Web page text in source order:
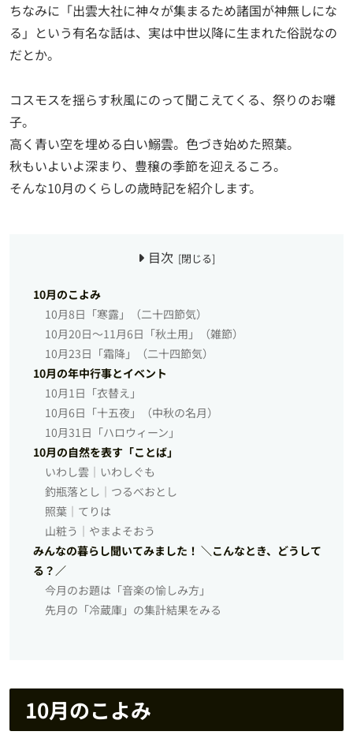
ちなみに「出雲大社に神々が集まるため諸国が神無しにな
る」という有名な話は、実は中世以降に生まれた俗説なの
だとか。
コスモスを揺らす秋風にのって聞こえてくる、祭りのお囃
子。
高く青い空を埋める白い鰯雲。色づき始めた照葉。
秋もいよいよ深まり、豊穣の季節を迎えるころ。
そんな10月のくらしの歳時記を紹介します。
目次
10月のこよみ
10月8日「寒露」（二十四節気）
10月20日〜11月6日「秋土用」（雑節）
10月23日「霜降」（二十四節気）
10月の年中行事とイベント
10月1日「衣替え」
10月6日「十五夜」（中秋の名月）
10月31日「ハロウィーン」
10月の自然を表す「ことば」
いわし雲│いわしぐも
釣瓶落とし│つるべおとし
照葉│てりは
山粧う│やまよそおう
みんなの暮らし聞いてみました！ ＼こんなとき、どうして
る？／
今月のお題は「音楽の愉しみ方」
先月の「冷蔵庫」の集計結果をみる
10月のこよみ